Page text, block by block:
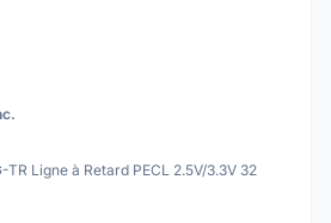
Ligne à Retard PECL 2.5V/3.3V 32